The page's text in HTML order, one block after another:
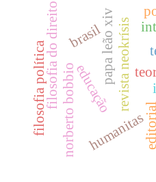
revista neokrísis
editorial
papa leão xiv
educação
norberto bobbio
filosofia do direito
filosofia política humanitas
brasil